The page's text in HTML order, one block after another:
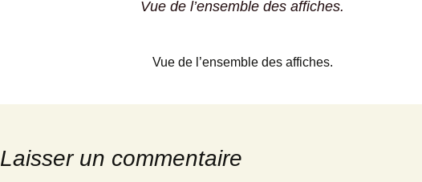
Vue de l’ensemble des affiches.
Vue de l’ensemble des affiches.
Laisser un commentaire